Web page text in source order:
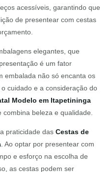
acessíveis, garantindo que
de presentear com cestas
elegantes, que
é um fator
embalada não só encanta os
cuidado e a consideração do
Modelo em Itapetininga
beleza e qualidade.
praticidade dasCestas de
. Ao optar por presentear com
e esforço na escolha de
as cestas podem ser